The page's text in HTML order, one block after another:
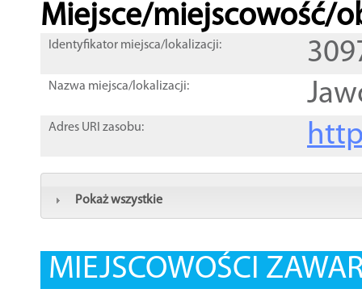
Miejsce/miejscowość/
Identyfikator miejsca/lokalizacji:
Nazwa miejsca/lokalizacji:
Adres URI zasobu:
Pokaż wszystkie
MIEJSCOWOŚCI